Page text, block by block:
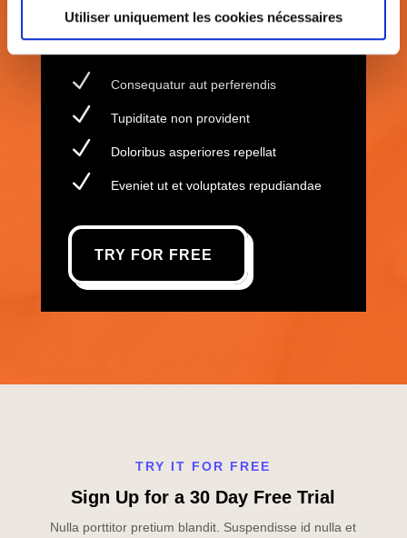
Utiliser uniquement les cookies nécessaires
Curae; Donec velit neque, auctor
N Consequatur aut perferendis
N Tupiditate non provident
N Doloribus asperiores repellat
N Eveniet ut et voluptates repudiandae
TRY FOR FREE
TRY IT FOR FREE
Sign Up for a 30 Day Free Trial
Nulla porttitor pretium blandit. Suspendisse id nulla et